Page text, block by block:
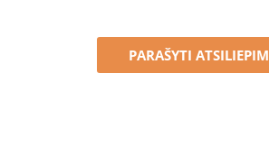
PARAŠYTI